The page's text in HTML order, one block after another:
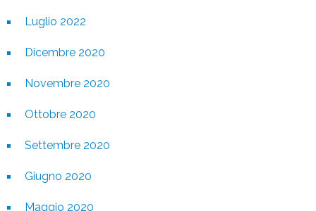
Luglio 2022
Dicembre 2020
Novembre 2020
Ottobre 2020
Settembre 2020
Giugno 2020
Maggio 2020